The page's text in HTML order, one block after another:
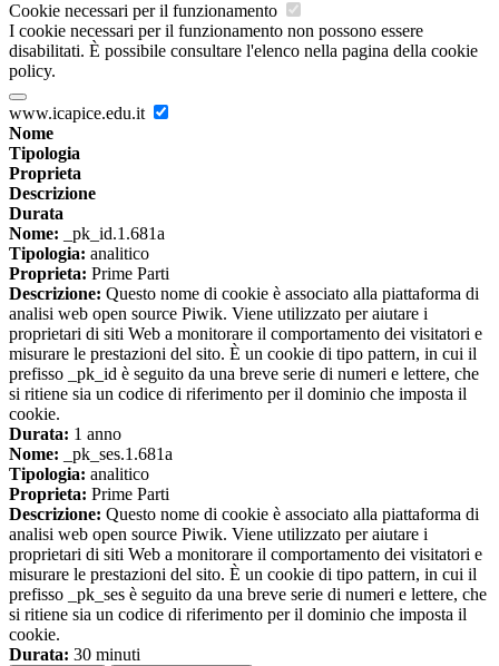
Cookie necessari per il funzionamento
I cookie necessari per il funzionamento non possono essere
disabilitati. È possibile consultare l'elenco nella pagina della cookie
policy.
www.icapice.edu.it
Nome
Tipologia
Proprieta
Descrizione
Durata
Nome: _pk_id.1.681a
Tipologia: analitico
Proprieta: Prime Parti
Descrizione: Questo nome di cookie è associato alla piattaforma di
analisi web open source Piwik. Viene utilizzato per aiutare i
proprietari di siti Web a monitorare il comportamento dei visitatori e
misurare le prestazioni del sito. È un cookie di tipo pattern, in cui il
prefisso _pk_id è seguito da una breve serie di numeri e lettere, che
si ritiene sia un codice di riferimento per il dominio che imposta il
cookie.
Durata: 1 anno
Nome: _pk_ses.1.681a
Tipologia: analitico
Proprieta: Prime Parti
Descrizione: Questo nome di cookie è associato alla piattaforma di
analisi web open source Piwik. Viene utilizzato per aiutare i
proprietari di siti Web a monitorare il comportamento dei visitatori e
misurare le prestazioni del sito. È un cookie di tipo pattern, in cui il
prefisso _pk_ses è seguito da una breve serie di numeri e lettere, che
si ritiene sia un codice di riferimento per il dominio che imposta il
cookie.
Durata: 30 minuti